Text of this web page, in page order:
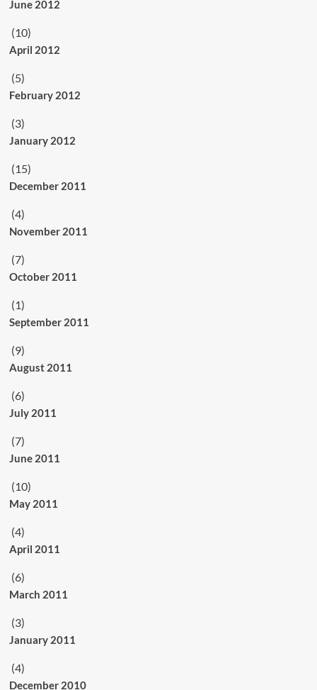
June 2012
(10)
April 2012
(5)
February 2012
(3)
January 2012
(15)
December 2011
(4)
November 2011
(7)
October 2011
(1)
September 2011
(9)
August 2011
(6)
July 2011
(7)
June 2011
(10)
May 2011
(4)
April 2011
(6)
March 2011
(3)
January 2011
(4)
December 2010